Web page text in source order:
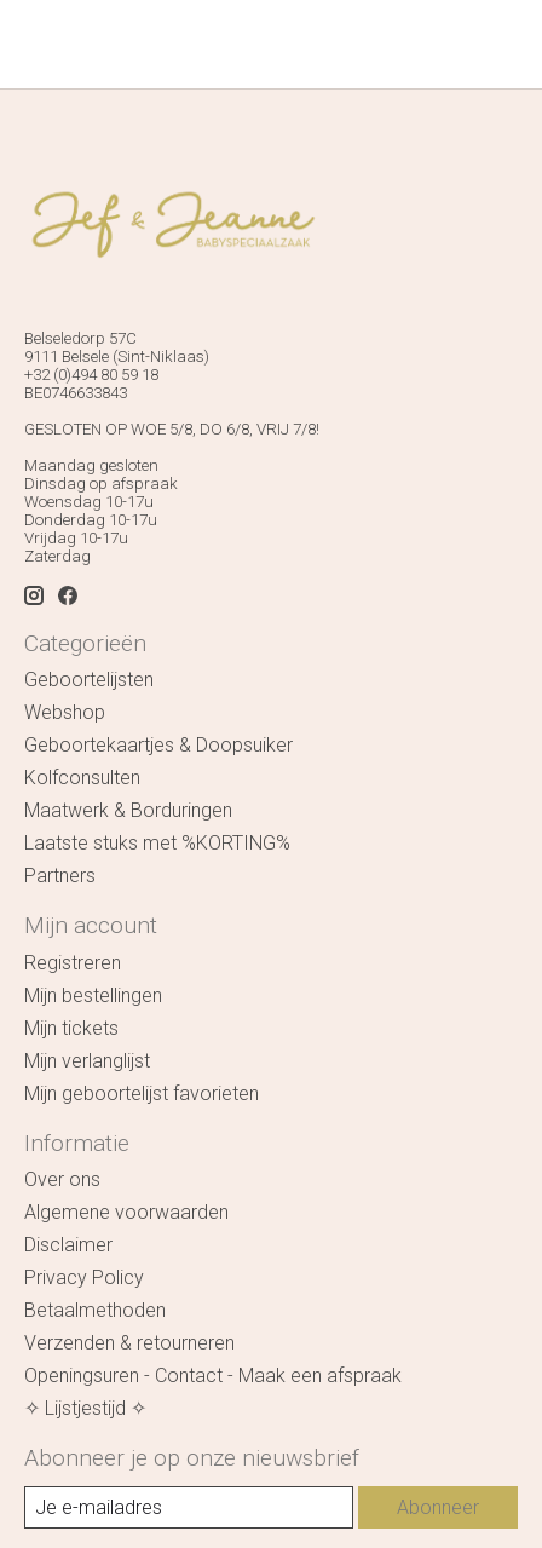
Belseledorp 57C
9111 Belsele (Sint-Niklaas)
+32 (0)494 80 59 18
BE0746633843
GESLOTEN OP WOE 5/8, DO 6/8, VRIJ 7/8!
Maandag gesloten
Dinsdag op afspraak
Woensdag 10-17u
Donderdag 10-17u
Vrijdag 10-17u
Zaterdag
Categorieën
Geboortelijsten
Webshop
Geboortekaartjes & Doopsuiker
Kolfconsulten
Maatwerk & Borduringen
Laatste stuks met %KORTING%
Partners
Mijn account
Registreren
Mijn bestellingen
Mijn tickets
Mijn verlanglijst
Mijn geboortelijst favorieten
Informatie
Over ons
Algemene voorwaarden
Disclaimer
Privacy Policy
Betaalmethoden
Verzenden & retourneren
Openingsuren - Contact - Maak een afspraak
✧ Lijstjestijd ✧
Abonneer je op onze nieuwsbrief
Abonneer